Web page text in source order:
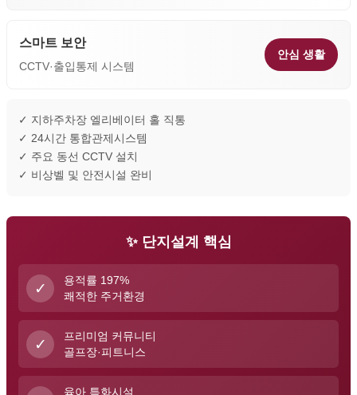
스마트 보안
CCTV·출입통제 시스템
안심 생활
✓ 지하주차장 엘리베이터 홀 직통
✓ 24시간 통합관제시스템
✓ 주요 동선 CCTV 설치
✓ 비상벨 및 안전시설 완비
✨ 단지설계 핵심
✓
용적률 197%
쾌적한 주거환경
✓
프리미엄 커뮤니티
골프장·피트니스
육아 특화시설